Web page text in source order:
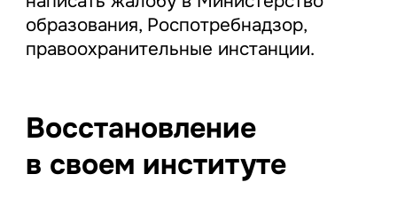
образования, Роспотребнадзор,
правоохранительные инстанции.
Восстановление
в своем институте